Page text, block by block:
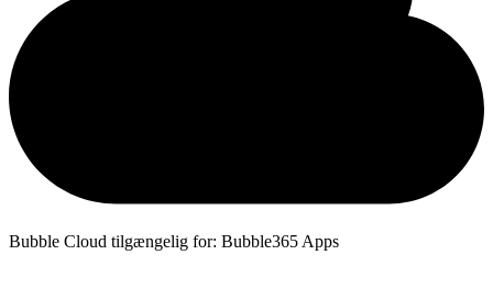
Bubble Cloud tilgængelig for: Bubble365 Apps